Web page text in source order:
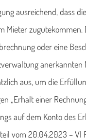
ausreichend, dass
Mieter zugutekommen.
oder eine
anerkannten
aus, um die
„Erhalt einer
auf dem Konto des
vom 20.04.2023 – VI